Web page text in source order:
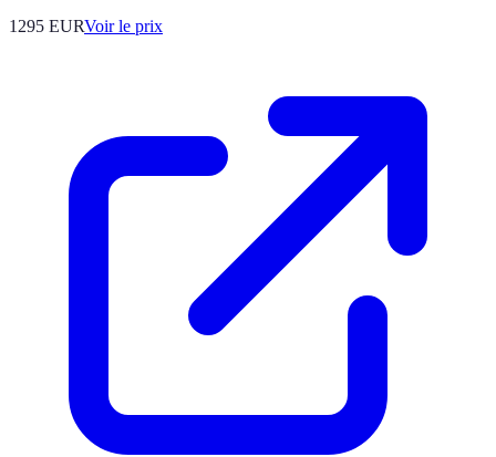
1295 EURVoir le prix